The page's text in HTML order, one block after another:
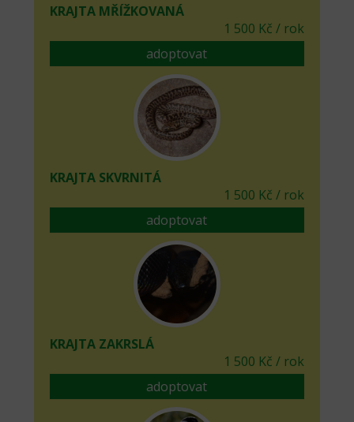
KRAJTA MŘÍŽKOVANÁ
1 500 Kč / rok
adoptovat
KRAJTA SKVRNITÁ
1 500 Kč / rok
adoptovat
KRAJTA ZAKRSLÁ
1 500 Kč / rok
adoptovat